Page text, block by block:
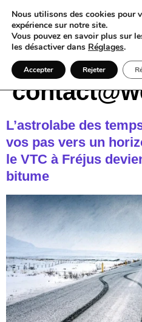
Auteur/
L’astrolabe des
vos pas vers un
le VTC à Fréjus
bitume
Nous utilisons des cookies pour
expérience sur notre site.
Vous pouvez en savoir plus sur
les désactiver dans Réglages.
Accepter Rejeter